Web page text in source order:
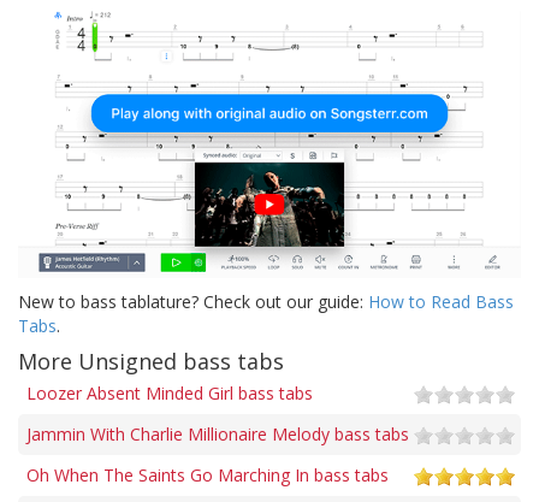
New to bass tablature? Check out our guide: How to Read Bass
Tabs.
More Unsigned bass tabs
Loozer Absent Minded Girl bass tabs
Jammin With Charlie Millionaire Melody bass tabs
Oh When The Saints Go Marching In bass tabs